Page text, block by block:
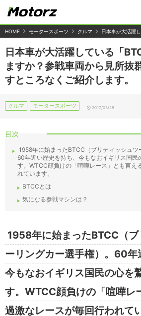
HOME モータースポーツ クルマ 日本車が大活躍
日本車が大活躍している「
ますか？参戦車両から見所抜
すところなくご紹介します。
クルマ モータースポーツ 2017/03/28
目次
1958年に始まったBTCC（ブリティッシュツ
60年近い歴史を持ち、今もなおイギリス国民
す。WTCC顔負けの「喧嘩レース」とも言え
れています。
BTCCとは
気になる参戦マシンは？
1958年に始まったBTCC（
ーリングカー選手権）。60年
今もなおイギリス国民の心を
す。WTCC顔負けの「喧嘩レ
過激なレースが毎回行われて